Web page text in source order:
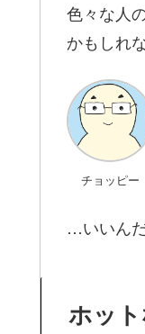
色々な人
かもしれな
チョッピー
…いいん
ホッ